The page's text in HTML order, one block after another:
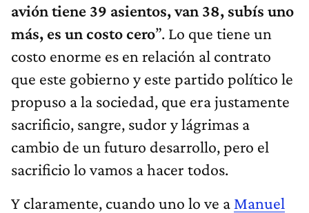
avión tiene 39 asientos, van 38, subís uno
más, es un costo cero”. Lo que tiene un
costo enorme es en relación al contrato
que este gobierno y este partido político le
propuso a la sociedad, que era justamente
sacrificio, sangre, sudor y lágrimas a
cambio de un futuro desarrollo, pero el
sacrificio lo vamos a hacer todos.
Y claramente, cuando uno lo ve a Manuel